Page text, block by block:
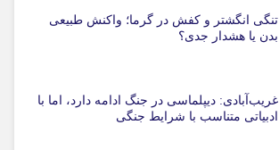
تنگی انگشتر و کفش در گرما؛ واکنش طبیعی
بدن یا هشدار جدی؟
غریب‌آبادی: دیپلماسی در جنگ ادامه دارد، اما با
ادبیاتی متناسب با شرایط جنگی